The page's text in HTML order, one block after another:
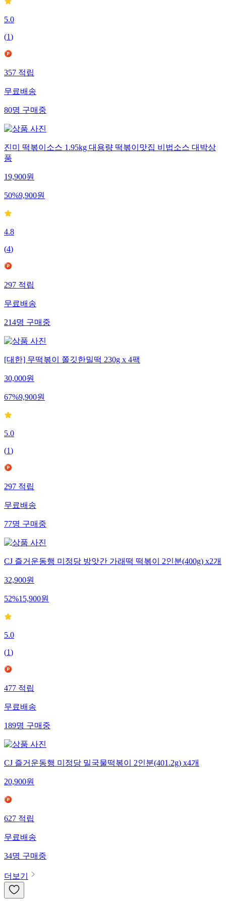
5.0
(1)
357적립
무료배송
80명구매중
진미 떡볶이소스 1.95kg 대용량 떡볶이맛집 비법소스 대박상
품
19,900원
50%9,900원
4.8
(4)
297적립
무료배송
214명구매중
[대한] 무떡볶이 쫄깃한밀떡 230g x 4팩
30,000원
67%9,900원
5.0
(1)
297적립
무료배송
77명구매중
CJ 즐거운동행 미정당 방앗간 가래떡 떡볶이 2인분(400g) x2개
32,900원
52%15,900원
5.0
(1)
477적립
무료배송
189명구매중
CJ 즐거운동행 미정당 밀국물떡볶이 2인분(401.2g) x4개
20,900원
627적립
무료배송
34명구매중
더보기